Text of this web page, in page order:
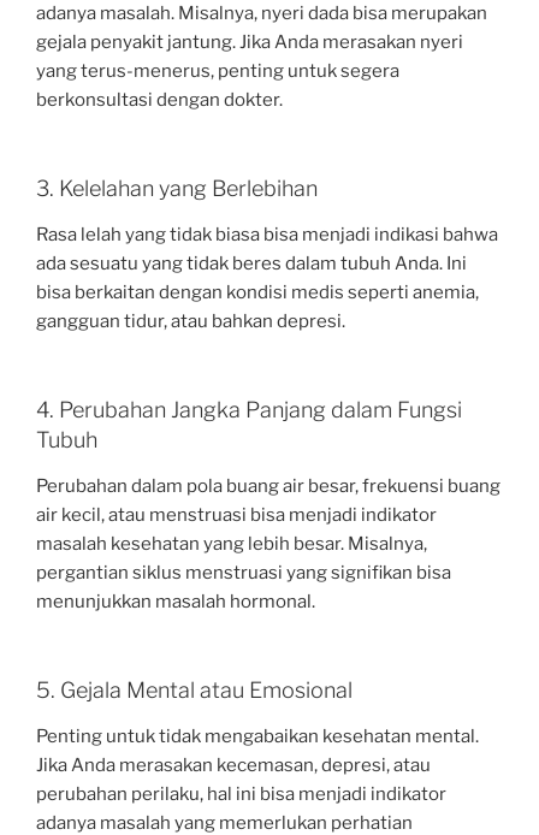
adanya masalah. Misalnya, nyeri dada bisa merupakan
gejala penyakit jantung. Jika Anda merasakan nyeri
yang terus-menerus, penting untuk segera
berkonsultasi dengan dokter.
3. Kelelahan yang Berlebihan
Rasa lelah yang tidak biasa bisa menjadi indikasi bahwa
ada sesuatu yang tidak beres dalam tubuh Anda. Ini
bisa berkaitan dengan kondisi medis seperti anemia,
gangguan tidur, atau bahkan depresi.
4. Perubahan Jangka Panjang dalam Fungsi
Tubuh
Perubahan dalam pola buang air besar, frekuensi buang
air kecil, atau menstruasi bisa menjadi indikator
masalah kesehatan yang lebih besar. Misalnya,
pergantian siklus menstruasi yang signifikan bisa
menunjukkan masalah hormonal.
5. Gejala Mental atau Emosional
Penting untuk tidak mengabaikan kesehatan mental.
Jika Anda merasakan kecemasan, depresi, atau
perubahan perilaku, hal ini bisa menjadi indikator
adanya masalah yang memerlukan perhatian